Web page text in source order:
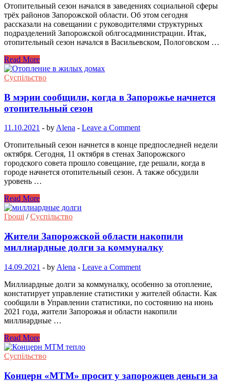
Отопительный сезон начался в заведениях социальной сферы
трёх районов Запорожской области. Об этом сегодня
рассказали на совещании с руководителями структурных
подразделений Запорожской облгосадминистрации. Итак,
отопительный сезон начался в Васильевском, Пологовском …
Read More
Суспільство
В мэрии сообщили, когда в Запорожье начнется
отопительный сезон
11.10.2021 - by Alena - Leave a Comment
Отопительный сезон начнется в конце предпоследней недели
октября. Сегодня, 11 октября в стенах Запорожского
городского совета прошло совещание, где решали, когда в
городе начнется отопительный сезон. А также обсудили
уровень …
Read More
Гроші /Суспільство
Жители Запорожской области накопили
миллиардные долги за коммуналку
14.09.2021 - by Alena - Leave a Comment
Миллиардные долги за коммуналку, особенно за отопление,
констатирует управление статистики у жителей области. Как
сообщили в Управлении статистики, по состоянию на июнь
2021 года, жители Запорожья и области накопили
миллиардные …
Read More
Суспільство
Концерн «МТМ» просит у запорожцев деньги за